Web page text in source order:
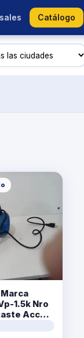
Catálogo
1.5k Nro
Acc